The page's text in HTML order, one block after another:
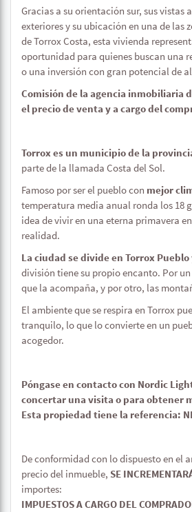
Gracias a su orientación sur, sus vistas
exteriores y su ubicación en una de las
de Torrox Costa, esta vivienda
oportunidad para quienes buscan una
o una inversión con gran potencial de
Comisión de la agencia inmobiliaria
el precio de venta y a cargo del
Torrox es un municipio de la
parte de la llamada Costa del Sol.
Famoso por ser el pueblo con mejor
temperatura media anual ronda los 18
idea de vivir en una eterna primavera
realidad.
La ciudad se divide en Torrox Pueblo
división tiene su propio encanto. Por
que la acompaña, y por otro, las
El ambiente que se respira en Torrox
tranquilo, lo que lo convierte en un
acogedor.
Póngase en contacto con Nordic
concertar una visita o para obtener
Esta propiedad tiene la referencia:
De conformidad con lo dispuesto en el
precio del inmueble, SE
importes:
IMPUESTOS A CARGO DEL